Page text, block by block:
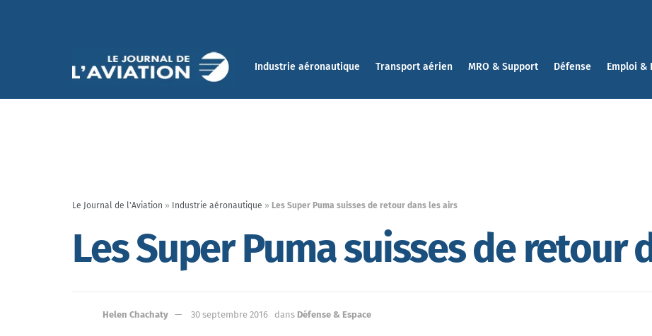
Industrie aéronautique Transport aérien MRO & Support Défense Emploi &
Le Journal de l'Aviation » Industrie aéronautique » Les Super Puma suisses de retour dans les airs
Les Super Puma suisses de retour
Helen Chachaty 30 septembre 2016 dans Défense & Espace